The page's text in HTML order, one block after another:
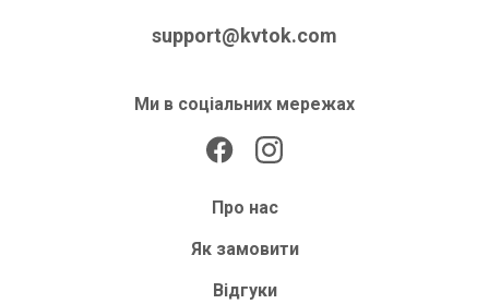
support@kvtok.com
Ми в соціальних мережах
Про нас
Як замовити
Відгуки